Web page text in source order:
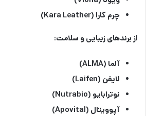
چرم کارا (Kara Leather)
از برندهای زیبایی و سلامت:‌
آلما (ALMA)
لایفن (Laifen)
نوترابایو (Nutrabio)
آپوویتال (Apovital)